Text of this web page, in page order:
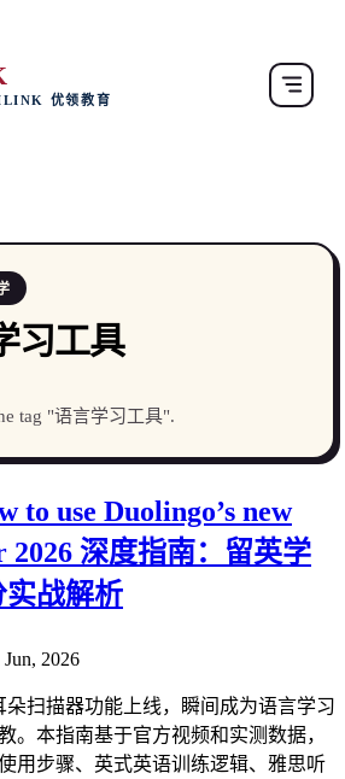
优领教育
习工具
tag "语言学习工具".
to use Duolingo’s new
2026 深度指南：留英学
战解析
Jun, 2026
朵扫描器功能上线，瞬间成为语言学习
。本指南基于官方视频和实测数据，
用步骤、英式英语训练逻辑、雅思听